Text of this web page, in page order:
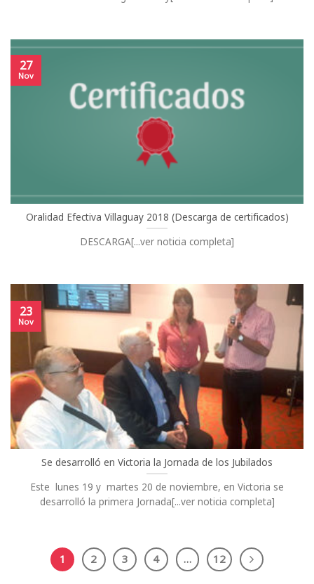
Oralidad Efectiva Villaguay 2018 (Descarga de certificados)
DESCARGA[...ver noticia completa]
27
Nov
Se desarrolló en Victoria la Jornada de los Jubilados
Este lunes 19 y martes 20 de noviembre, en Victoria se
desarrolló la primera Jornada[...ver noticia completa]
23
Nov
1 2 3 4 … 12